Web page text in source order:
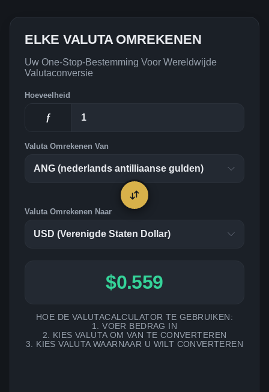
ELKE VALUTA OMREKENEN
Uw One-Stop-Bestemming Voor Wereldwijde
Valutaconversie
Hoeveelheid
ƒ
Valuta Omrekenen Van
Valuta Omrekenen Naar
$0.559
HOE DE VALUTACALCULATOR TE GEBRUIKEN:
1. VOER BEDRAG IN
2. KIES VALUTA OM VAN TE CONVERTEREN
3. KIES VALUTA WAARNAAR U WILT CONVERTEREN